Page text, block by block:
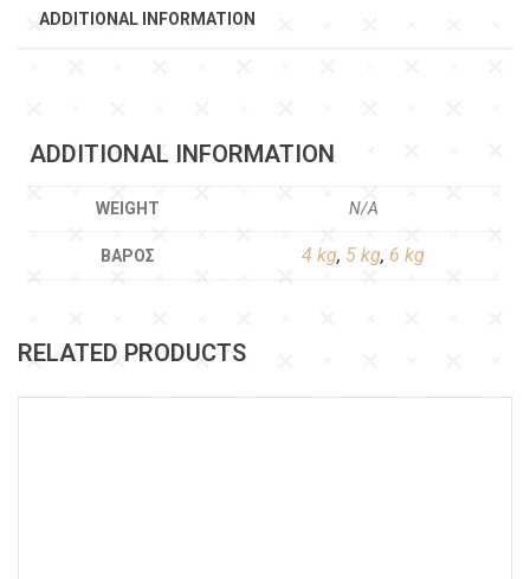
ADDITIONAL INFORMATION
ADDITIONAL INFORMATION
WEIGHT N/A
ΒΆΡΟΣ 4 kg, 5 kg, 6 kg
RELATED PRODUCTS